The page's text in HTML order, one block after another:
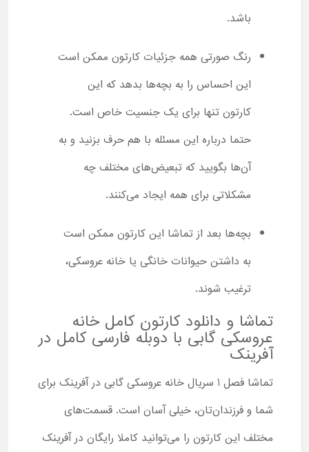
باشد.
رنگ صورتی همه جزئیات کارتون ممکن است
این احساس را به بچه‌ها بدهد که این
کارتون تنها برای یک جنسیت خاص است.
حتما درباره این مسئله با هم حرف بزنید و به
آن‌ها بگویید که تبعیض‌های مختلف چه
مشکلاتی برای همه ایجاد می‌کنند.
بچه‌ها بعد از تماشا این کارتون ممکن است
به داشتن حیوانات خانگی یا خانه عروسکی،
ترغیب شوند.
تماشا و دانلود کارتون کامل خانه
عروسکی گابی با دوبله فارسی کامل در
آفرینک
تماشا فصل 1 سریال خانه عروسکی گابی در آفرینک برای
شما و فرزندان‌تان، خیلی آسان است. قسمت‌های
مختلف این کارتون را می‌توانید کاملا رایگان در آفرینک